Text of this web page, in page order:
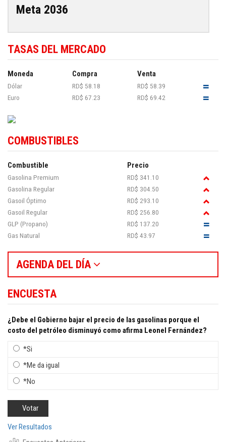
Meta 2036
TASAS DEL MERCADO
Moneda Compra Venta
Dólar RD$ 58.18
RD$ 58.39
Euro
RD$ 67.23 RD$ 69.42
COMBUSTIBLES
Combustible Precio
Gasolina Premium
RD$ 341.10
Gasolina Regular
RD$ 304.50
Gasoil Óptimo
RD$ 293.10
Gasoil Regular
RD$ 256.80
GLP (Propano)
RD$ 137.20
Gas Natural
RD$ 43.97
AGENDA DEL DÍA
ENCUESTA
¿Debe el Gobierno bajar el precio de las gasolinas porque el
costo del petróleo disminuyó como afirma Leonel Fernández?
*Si
*Me da igual
*No
Ver Resultados